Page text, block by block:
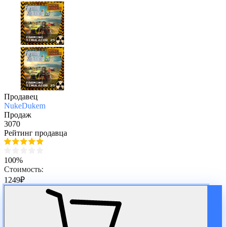
Продавец
NukeDukem
Продаж
3070
Рейтинг продавца
100%
Стоимость:
1249₽